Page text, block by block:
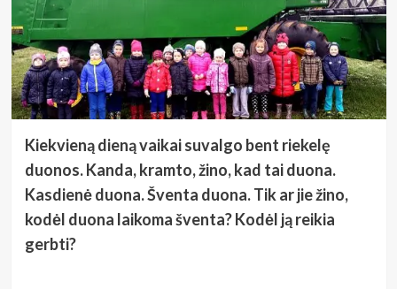
Kiekvieną dieną vaikai suvalgo bent riekelę
duonos. Kanda, kramto, žino, kad tai duona.
Kasdienė duona. Šventa duona. Tik ar jie žino,
kodėl duona laikoma šventa? Kodėl ją reikia
gerbti?